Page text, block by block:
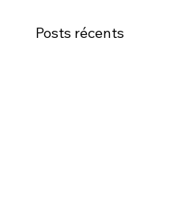
Posts récents